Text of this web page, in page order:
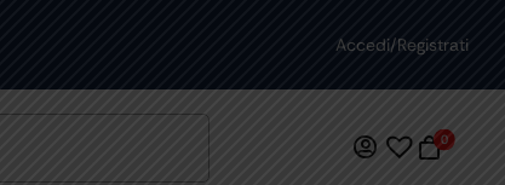
Accedi/Registrati
0